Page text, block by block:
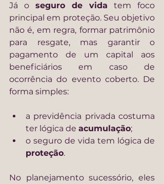
Já o seguro de vida tem foco
principal em proteção. Seu objetivo
não é, em regra, formar patrimônio
para resgate, mas garantir o
pagamento de um capital aos
beneficiários em caso de
ocorrência do evento coberto. De
forma simples:
a previdência privada costuma
ter lógica de acumulação;
proteção.
No planejamento sucessório, eles